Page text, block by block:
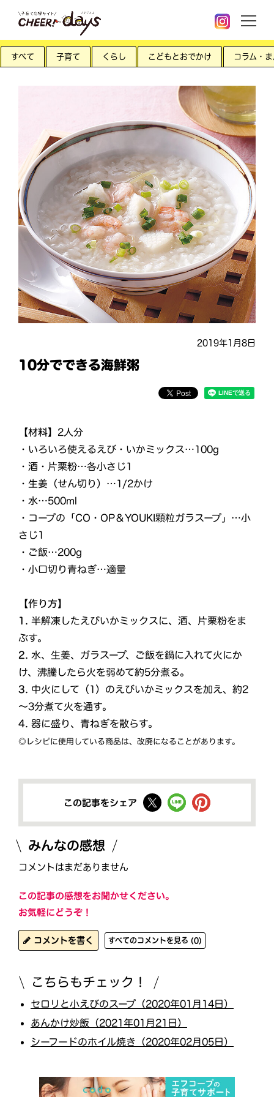
すべて 子育て くらし こどもとおでかけ コラム・
2019年1月8日
10分でできる海鮮粥
【材料】 2人分
・いろいろ使えるえび・いかミックス…100g
・酒・片栗粉…各小さじ1
・生姜（せん切り）…1/2かけ
・水…500ml
・コープの「CO・OP＆YOUKI顆粒ガラスープ」…小
さじ1
・ご飯…200g
・小口切り青ねぎ…適量
【作り方】
1. 半解凍したえびいかミックスに、酒、片栗粉をま
ぶす。
2. 水、生姜、ガラスープ、ご飯を鍋に入れて火にか
け、沸騰したら火を弱めて約5分煮る。
3. 中火にして（1）のえびいかミックスを加え、約2
～3分煮て火を通す。
4. 器に盛り、青ねぎを散らす。
◎レシピに使用している商品は、改廃になることがあります。
この記事をシェア
みんなの感想
コメントはまだありません
この記事の感想をお聞かせください。
お気軽にどうぞ！
コメントを書く すべてのコメントを見る (0)
こちらもチェック！
セロリと小えびのスープ（2020年01月14日）
あんかけ炒飯（2021年01月21日）
シーフードのホイル焼き（2020年02月05日）